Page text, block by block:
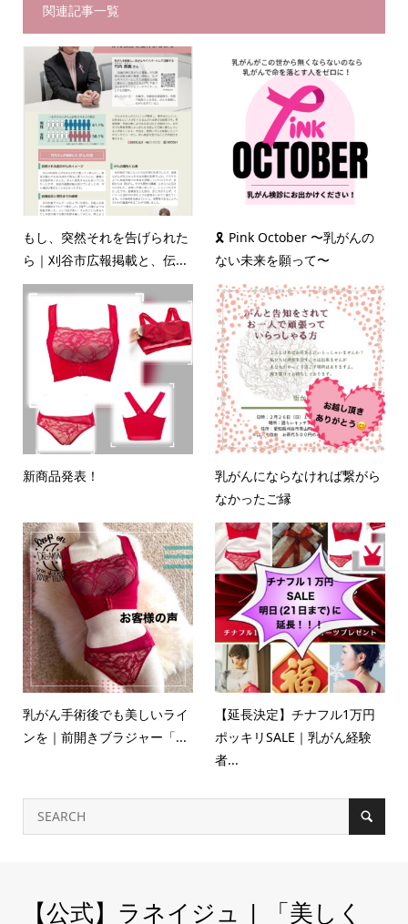
関連記事一覧
もし、突然それを告げられた
ら｜刈谷市広報掲載と、伝...
🎗 Pink October 〜乳がんの
ない未来を願って〜
新商品発表！
乳がんにならなければ繋がら
なかったご縁
乳がん手術後でも美しいライ
ンを｜前開きブラジャー「...
【延長決定】チナフル1万円
ポッキリSALE｜乳がん経験
者...
【公式】ラネイジュ | 「美しく